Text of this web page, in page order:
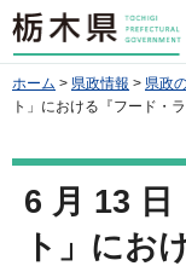
栃木県
ホーム > 県政情報 > 県政
ト」における『フード・
6 月 13 日
ト」にお